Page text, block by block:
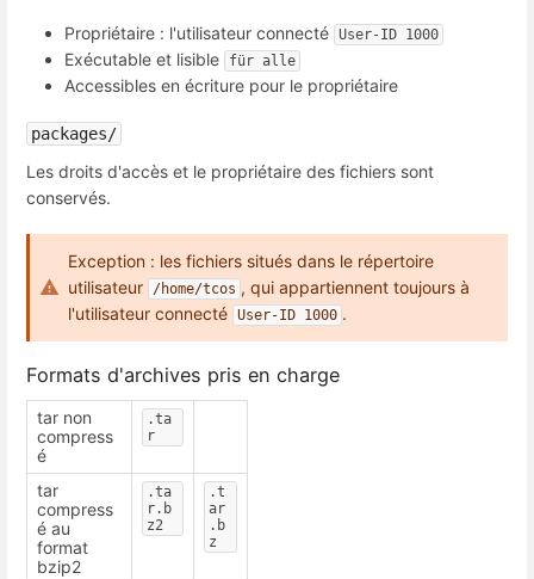
Propriétaire : l'utilisateur connecté User-ID 1000
Exécutable et lisible für alle
Accessibles en écriture pour le propriétaire
packages/
Les droits d'accès et le propriétaire des fichiers sont
conservés.
Exception : les fichiers situés dans le répertoire
utilisateur
/home/tcos , qui appartiennent toujours à
l'utilisateur connecté User-ID 1000 .
Formats d'archives pris en charge
tar non
compress
é
.ta
r
tar
compress
é au
format
bzip2
.ta
r.b
z2
.t
ar
.b
z